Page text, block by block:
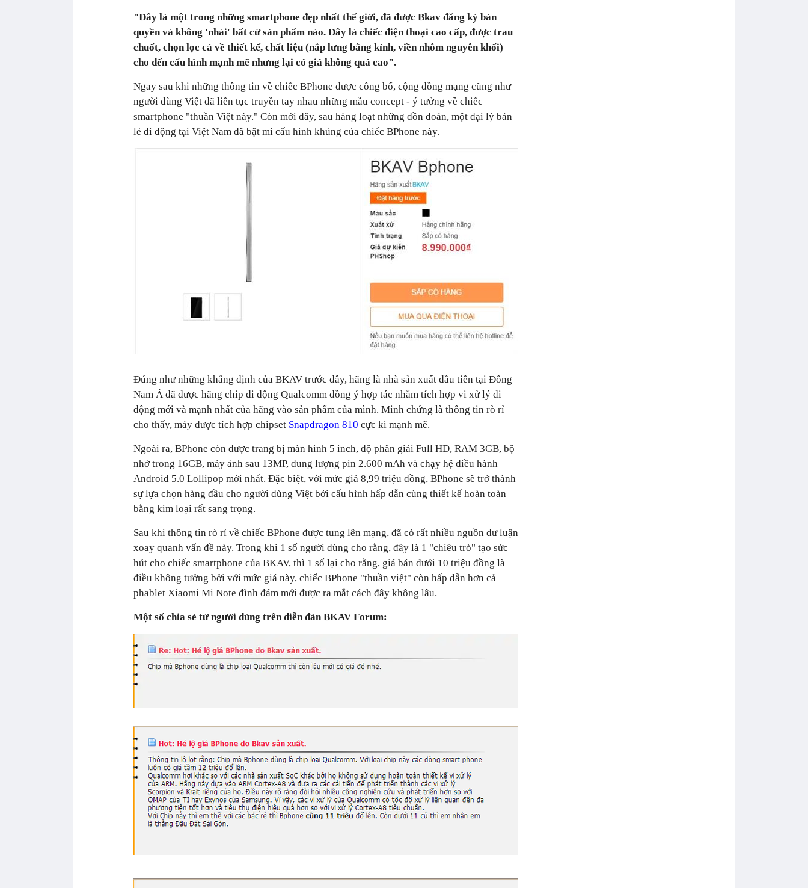
"Đây là một trong những smartphone đẹp nhất thế giới, đã được Bkav đăng ký bản
quyền và không 'nhái' bất cứ sản phẩm nào. Đây là chiếc điện thoại cao cấp, được trau
chuốt, chọn lọc cả về thiết kế, chất liệu (nắp lưng bằng kính, viền nhôm nguyên khối)
cho đến cấu hình mạnh mẽ nhưng lại có giá không quá cao".
Ngay sau khi những thông tin về chiếc BPhone được công bố, cộng đồng mạng cũng như
người dùng Việt đã liên tục truyền tay nhau những mẫu concept - ý tưởng về chiếc
smartphone "thuần Việt này." Còn mới đây, sau hàng loạt những đồn đoán, một đại lý bán
lẻ di động tại Việt Nam đã bật mí cấu hình khủng của chiếc BPhone này.
Đúng như những khẳng định của BKAV trước đây, hãng là nhà sản xuất đầu tiên tại Đông
Nam Á đã được hãng chip di động Qualcomm đồng ý hợp tác nhằm tích hợp vi xử lý di
động mới và mạnh nhất của hãng vào sản phẩm của mình. Minh chứng là thông tin rò rỉ
cho thấy, máy được tích hợp chipset Snapdragon 810 cực kì mạnh mẽ.
Ngoài ra, BPhone còn được trang bị màn hình 5 inch, độ phân giải Full HD, RAM 3GB, bộ
nhớ trong 16GB, máy ảnh sau 13MP, dung lượng pin 2.600 mAh và chạy hệ điều hành
Android 5.0 Lollipop mới nhất. Đặc biệt, với mức giá 8,99 triệu đồng, BPhone sẽ trở thành
sự lựa chọn hàng đầu cho người dùng Việt bởi cấu hình hấp dẫn cùng thiết kế hoàn toàn
bằng kim loại rất sang trọng.
Sau khi thông tin rò rỉ về chiếc BPhone được tung lên mạng, đã có rất nhiều nguồn dư luận
xoay quanh vấn đề này. Trong khi 1 số người dùng cho rằng, đây là 1 "chiêu trò" tạo sức
hút cho chiếc smartphone của BKAV, thì 1 số lại cho rằng, giá bán dưới 10 triệu đồng là
điều không tưởng bởi với mức giá này, chiếc BPhone "thuần việt" còn hấp dẫn hơn cả
phablet Xiaomi Mi Note đình đám mới được ra mắt cách đây không lâu.
Một số chia sẻ từ người dùng trên diễn đàn BKAV Forum: